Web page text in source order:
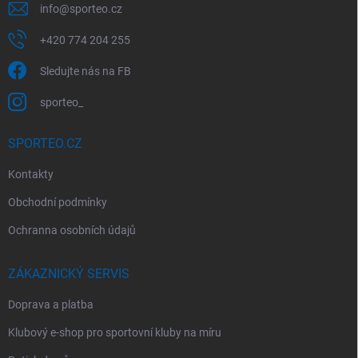
info@sporteo.cz
+420 774 204 255
Sledujte nás na FB
sporteo_
SPORTEO.CZ
Kontakty
Obchodní podmínky
Ochranna osobních údajů
ZÁKAZNICKÝ SERVIS
Doprava a platba
Klubový e-shop pro sportovní kluby na míru